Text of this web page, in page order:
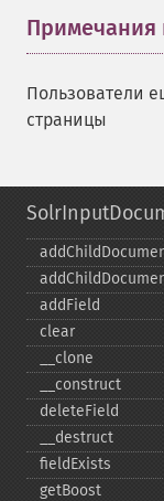
Примечания
Пользователи
страницы
addField
clear
_​_​clone
_​_​construct
deleteField
_​_​destruct
fieldExists
getBoost